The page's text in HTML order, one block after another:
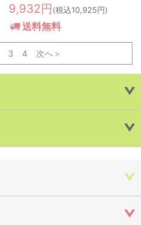
9,932円 (税込10,925円)
送料無料
3 4 次へ＞